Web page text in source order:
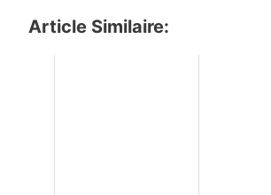
Article Similaire: